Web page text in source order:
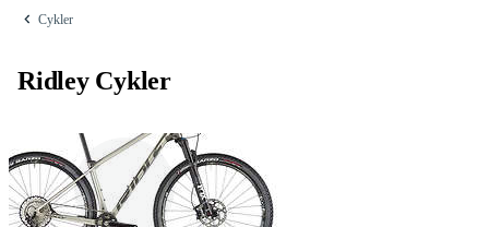
Cykler
Ridley Cykler